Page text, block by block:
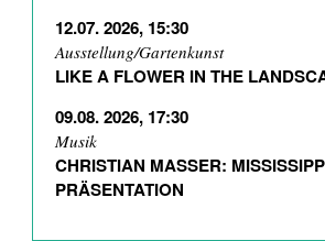
12.07. 2026, 15:30
Ausstellung/Gartenkunst
LIKE A FLOWER IN THE
09.08. 2026, 17:30
Musik
CHRISTIAN MASSER:
PRÄSENTATION